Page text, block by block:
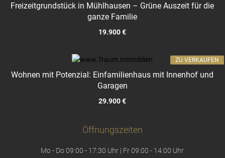
Freizeitgrundstück in Mühlhausen – Grüne Auszeit für die
ganze Familie
19.900 €
Wohnen mit Potenzial: Einfamilienhaus mit Innenhof und
Garagen
29.900 €
ZU VERKAUFEN
Öffnungszeiten
Mo - Do 09:00 - 17:30 Uhr | Fr 09:00 - 14:00 Uhr